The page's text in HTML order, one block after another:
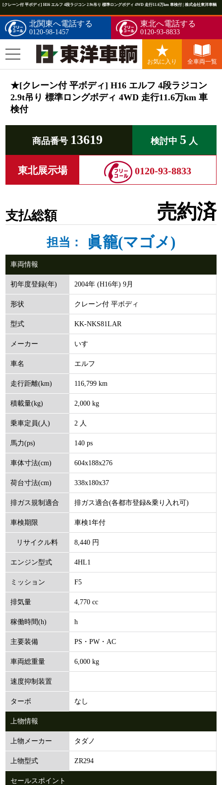
[クレーン付 平ボディ] H16 エルフ 4段ラジコン 2.9t吊り 標準ロングボディ 4WD 走行11.6万km 車検付 | 株式会社東洋車輌
北関東へ電話する
0120-98-1457
東北へ電話する
0120-93-8833
お気に入り 全車両一覧
★[クレーン付 平ボディ] H16 エルフ 4段ラジコン
2.9t吊り 標準ロングボディ 4WD 走行11.6万km 車
検付
商品番号 13619 検討中 5 人
東北展示場 0120-93-8833
支払総額 売約済
担当： 眞籠(マゴメ)
車両情報
初年度登録(年) 2004年 (H16年) 9月
形状 クレーン付 平ボディ
型式 KK-NKS81LAR
メーカー いすゞ
車名 エルフ
走行距離(km) 116,799 km
積載量(kg) 2,000 kg
乗車定員(人) 2 人
馬力(ps) 140 ps
車体寸法(cm) 604x188x276
荷台寸法(cm) 338x180x37
排ガス規制適合 排ガス適合(各都市登録&乗り入れ可)
車検期限 車検1年付
リサイクル料
(円)
8,440 円
エンジン型式 4HL1
ミッション F5
排気量 4,770 cc
稼働時間(h) h
主要装備 PS・PW・AC
車両総重量 6,000 kg
速度抑制装置
ターボ なし
上物情報
上物メーカー タダノ
上物型式 ZR294
セールスポイント